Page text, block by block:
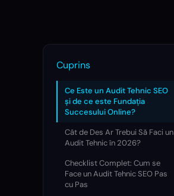
Cuprins
Ce Este un Audit Tehnic SEO
și de ce este Fundația
Succesului Online?
Cât de Des Ar Trebui Să Faci un
Audit Tehnic în 2026?
Checklist Complet: Cum se
Face un Audit Tehnic SEO Pas
cu Pas